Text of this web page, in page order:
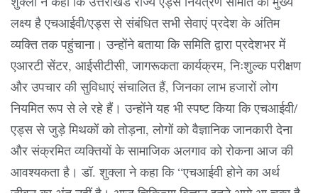
लक्ष्य है एचआईवी/एड्स से संबंधित सभी सेवाएं प्रदेश के अंतिम
व्यक्ति तक पहुंचाना। उन्होंने बताया कि समिति द्वारा प्रदेशभर में
एआरटी सेंटर, आईसीटीसी, जागरूकता कार्यक्रम, निःशुल्क परीक्षण
और उपचार की सुविधाएं संचालित हैं, जिनका लाभ हजारों लोग
नियमित रूप से ले रहे हैं। उन्होंने यह भी स्पष्ट किया कि एचआईवी/
एड्स से जुड़े मिथकों को तोड़ना, लोगों को वैज्ञानिक जानकारी देना
और संक्रमित व्यक्तियों के सामाजिक अलगाव को रोकना आज की
आवश्यकता है। डॉ. शुक्ला ने कहा कि “एचआईवी होने का अर्थ